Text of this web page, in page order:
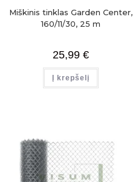
Miškinis tinklas Garden Center,
160/11/30, 25 m
25,99 €
Į krepšelį